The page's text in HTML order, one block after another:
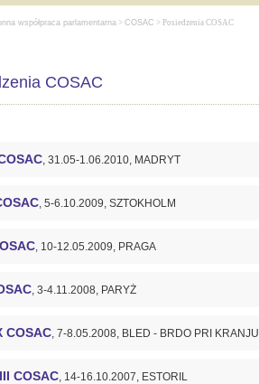
współpraca parlamentarna > COSAC > Posiedzenia COSAC
COSAC
, 31.05-1.06.2010, MADRYT
, 5-6.10.2009, SZTOKHOLM
, 10-12.05.2009, PRAGA
, 3-4.11.2008, PARYŻ
COSAC, 7-8.05.2008, BLED - BRDO PRI KRANJU
COSAC, 14-16.10.2007, ESTORIL